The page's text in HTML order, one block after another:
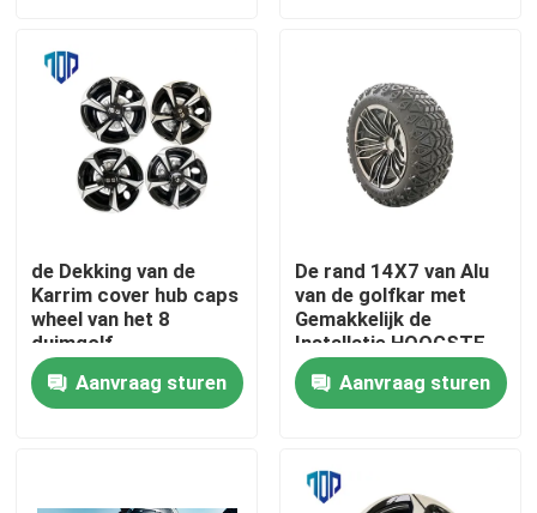
Ongeveer ons
Fabrieksreis
Contact de V.S.
Nieuws
de Dekking van de
Karrim cover hub caps
wheel van het 8
duimgolf
Aanvraag sturen
De rand 14X7 van Alu
van de golfkar met
Gemakkelijk de
Installatie HOOGSTE
Golf van 23X10.5-14
Aanvraag sturen